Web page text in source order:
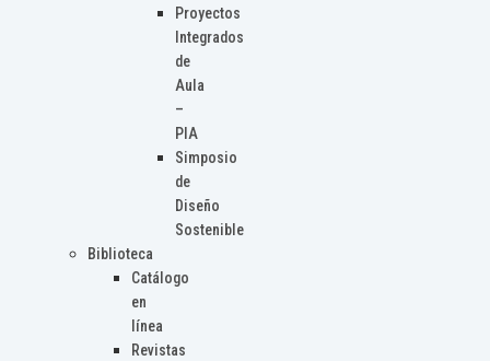
Proyectos
Integrados
de
Aula
–
PIA
Simposio
de
Diseño
Sostenible
Biblioteca
Catálogo
en
línea
Revistas